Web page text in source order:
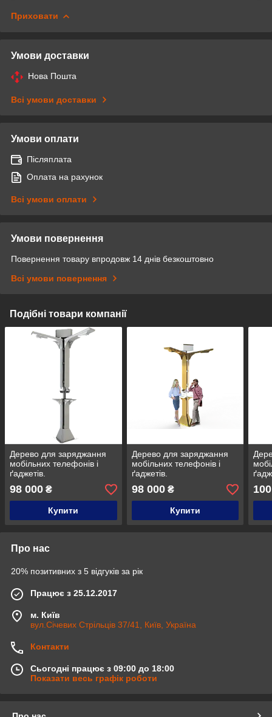
Приховати
Умови доставки
Нова Пошта
Всі умови доставки
Умови оплати
Післяплата
Оплата на рахунок
Всі умови оплати
Умови повернення
Повернення товару впродовж 14 днів безкоштовно
Всі умови повернення
Подібні товари компанії
Дерево для заряджання
мобільних телефонів і
ґаджетів.
98 000 ₴
Купити
Дерево для заряджання
мобільних телефонів і
ґаджетів.
98 000₴
Купити
Про нас
20% позитивних з 5 відгуків за рік
Працює з 25.12.2017
м. Київ
вул.Січевих Стрільців 37/41, Київ, Україна
Контакти
Сьогодні працює з 09:00 до 18:00
Показати весь графік роботи